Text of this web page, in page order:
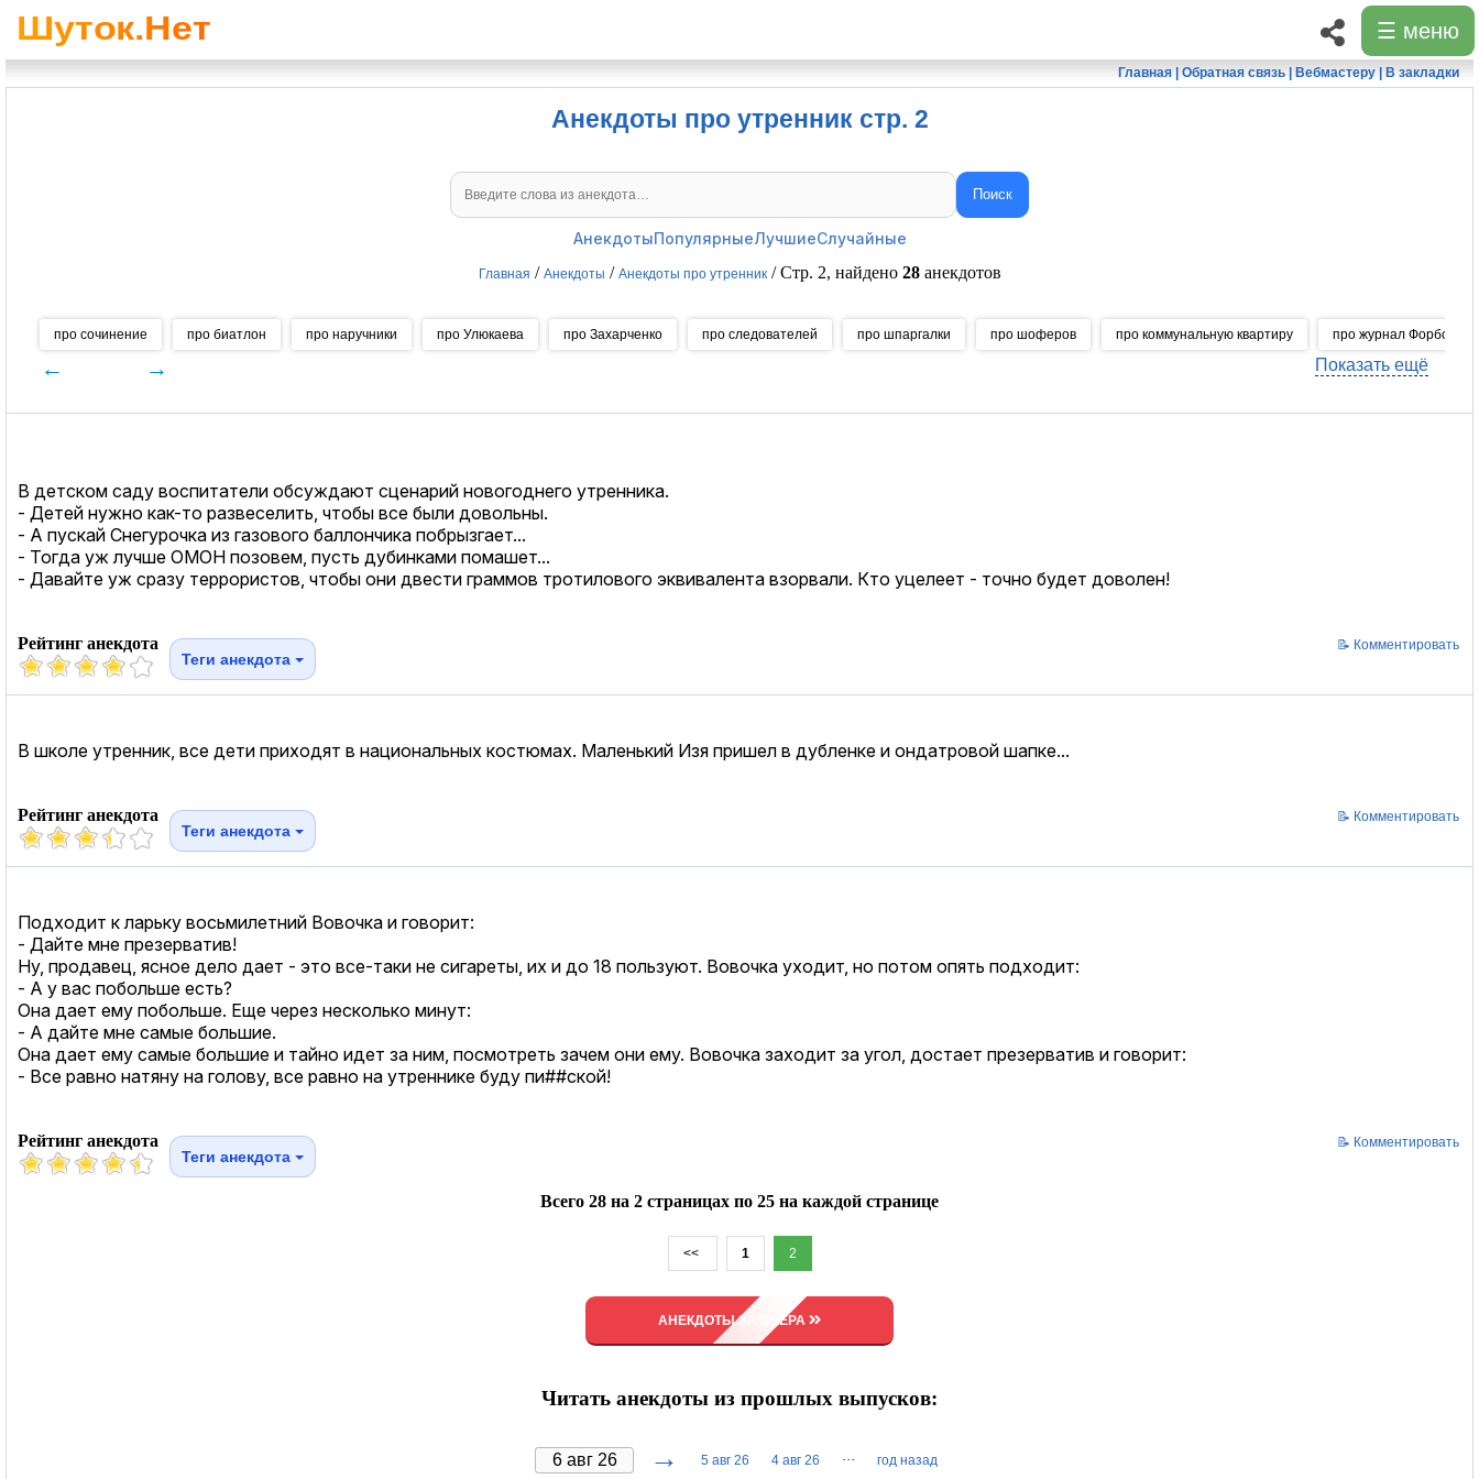
☰ меню
Главная| Обратная связь| Вебмастеру| В закладки
Анекдоты про утренник стр. 2
Поиск
АнекдотыПопулярныеЛучшиеСлучайные
Главная / Анекдоты / Анекдоты про утренник/ Стр. 2, найдено 28анекдотов
про сочинение про биатлон про наручники про Улюкаева про Захарченко про следователей про шпаргалки про шоферов про коммунальную квартиру про журнал Форбс
← → Показать ещё
В детском саду воспитатели обсуждают сценарий новогоднего утренника.
- Детей нужно как-то развеселить, чтобы все были довольны.
- А пускай Снегурочка из газового баллончика побрызгает...
- Тогда уж лучше ОМОН позовем, пусть дубинками помашет...
- Давайте уж сразу террористов, чтобы они двести граммов тротилового эквивалента взорвали. Кто уцелеет - точно будет доволен!
Рейтинг анекдота
Теги анекдота
📝 Комментировать
В школе утренник, все дети приходят в национальных костюмах. Маленький Изя пришел в дубленке и ондатровой шапке...
Рейтинг анекдота
Теги анекдота
📝 Комментировать
Подходит к ларьку восьмилетний Вовочка и говорит:
- Дайте мне презерватив!
Ну, продавец, ясное дело дает - это все-таки не сигареты, их и до 18 пользуют. Вовочка уходит, но потом опять подходит:
- А у вас побольше есть?
Она дает ему побольше. Еще через несколько минут:
- А дайте мне самые большие.
Она дает ему самые большие и тайно идет за ним, посмотреть зачем они ему. Вовочка заходит за угол, достает презерватив и говорит:
- Все равно натяну на голову, все равно на утреннике буду пи##ской!
Рейтинг анекдота
Теги анекдота
📝 Комментировать
Всего 28 на 2 страницах по 25 на каждой странице
<< 1 2
АНЕКДОТЫ ЗА ВЧЕРА
Читать анекдоты из прошлых выпусков:
→ 5 авг 26 4 авг 26 ··· год назад